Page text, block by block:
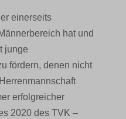
einerseits
hat und
junge
fördern, denen nicht
erfolgreicher
2020 des TVK –